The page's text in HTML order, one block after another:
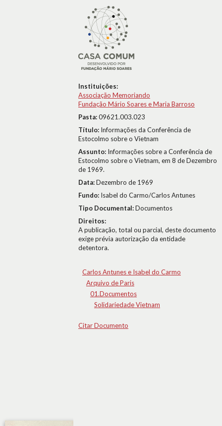
Instituições:
Associação Memoriando
Fundação Mário Soares e Maria Barroso
Pasta:09621.003.023
Título: Informações da Conferência de
Estocolmo sobre o Vietnam
Assunto: Informações sobre a Conferência de
Estocolmo sobre o Vietnam, em 8 de Dezembro
de 1969.
Data:Dezembro de 1969
Fundo: Isabel do Carmo/Carlos Antunes
Tipo Documental:Documentos
Direitos:
A publicação, total ou parcial, deste documento
exige prévia autorização da entidade
detentora.
Carlos Antunes e Isabel do Carmo
Arquivo de Paris
01.Documentos
Solidariedade Vietnam
Citar Documento